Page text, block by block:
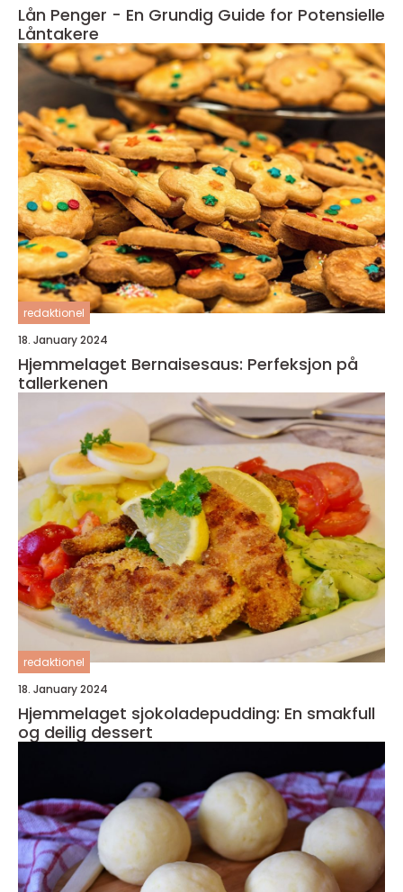
Lån Penger - En Grundig Guide for Potensielle
Låntakere
redaktionel
18. January 2024
Hjemmelaget Bernaisesaus: Perfeksjon på
tallerkenen
redaktionel
18. January 2024
Hjemmelaget sjokoladepudding: En smakfull
og deilig dessert